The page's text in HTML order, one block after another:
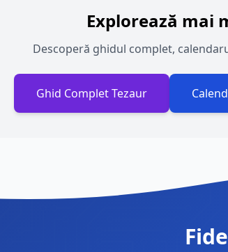
Explorează mai
Descoperă ghidul complet,
Ghid Complet Tezaur